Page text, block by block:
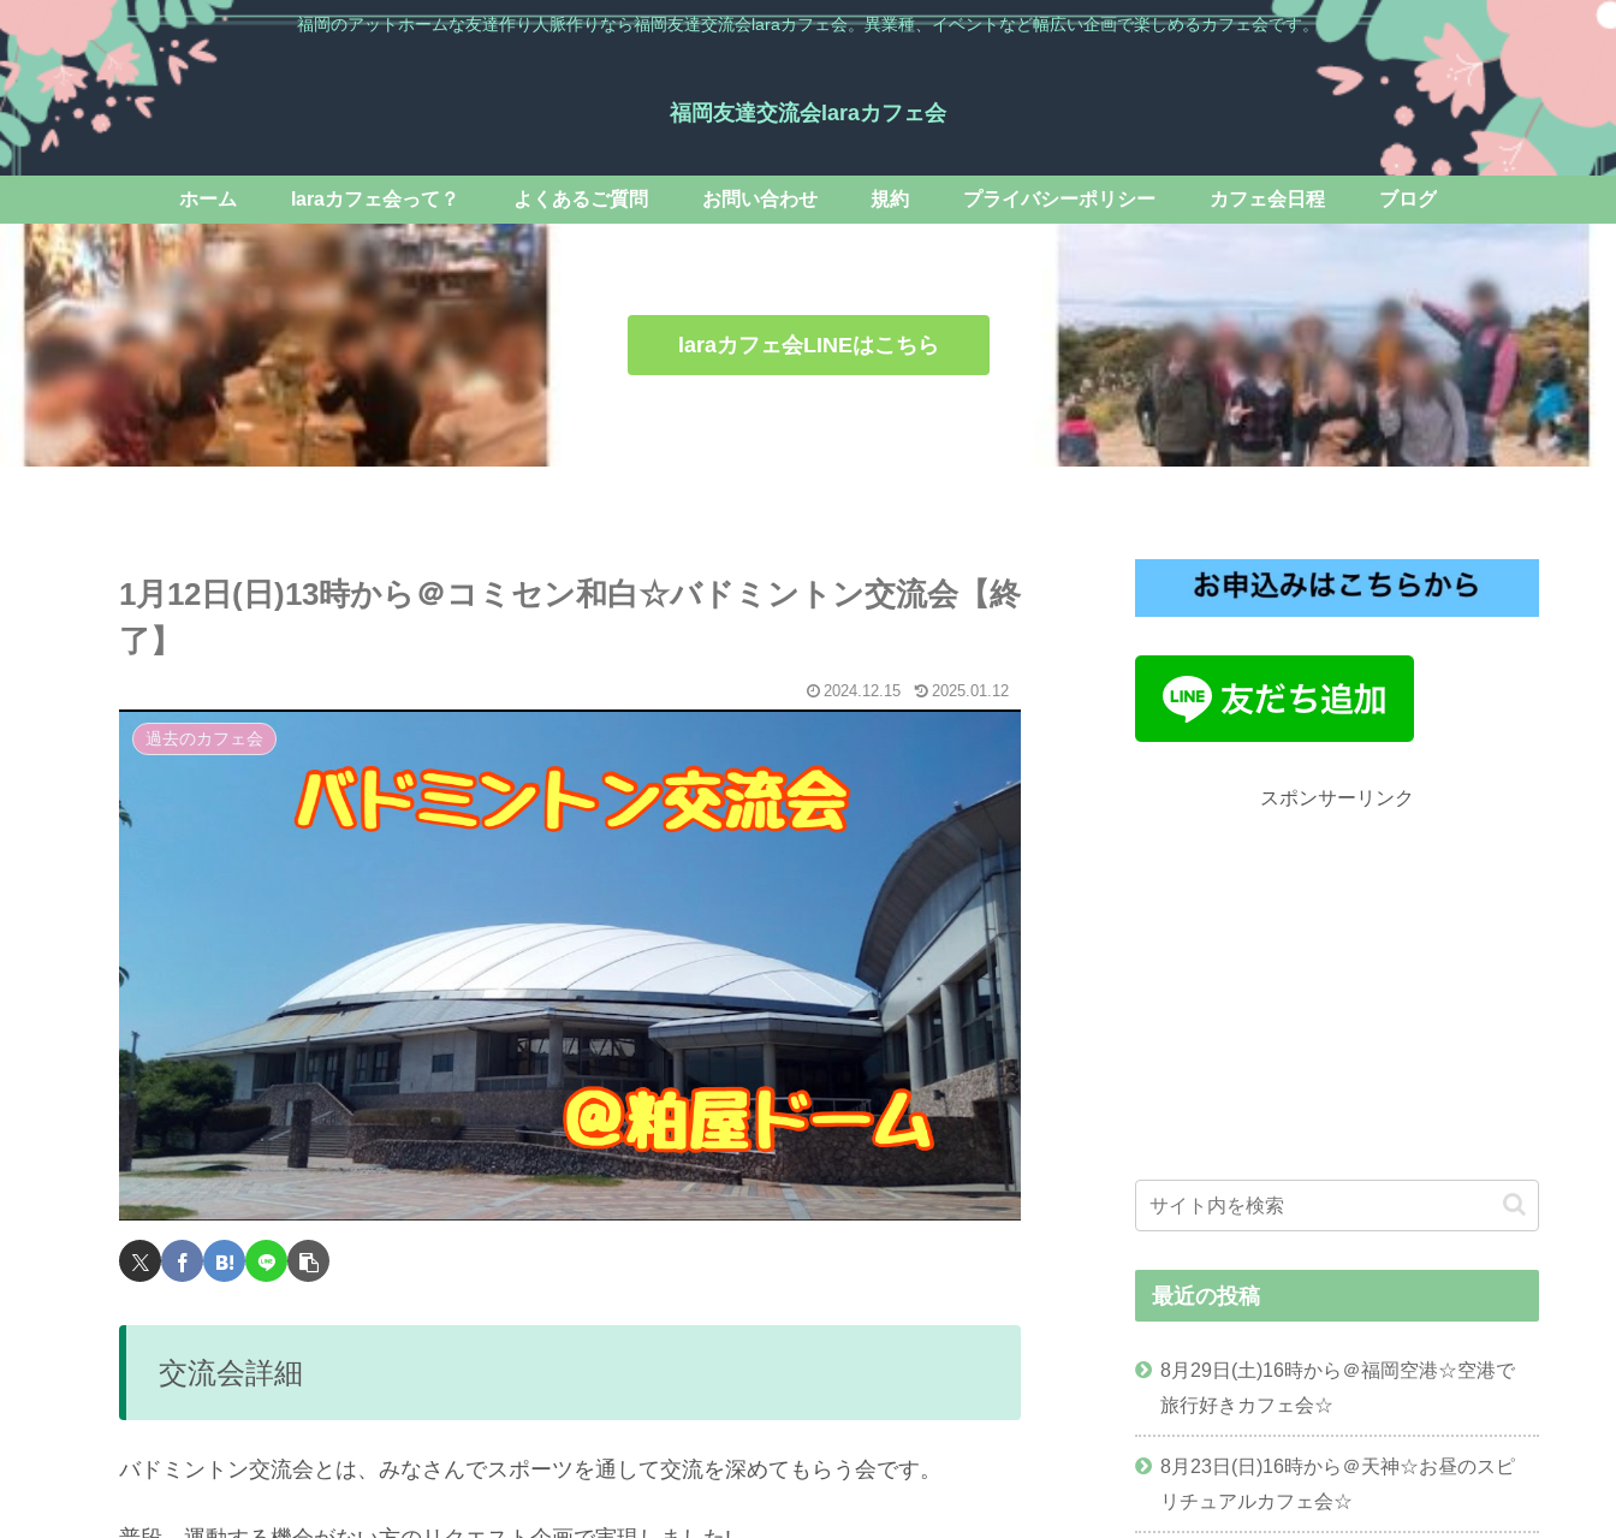
福岡のアットホームな友達作り人脈作りなら福岡友達交流会laraカフェ会。異業種、イベントなど幅広い企画で楽しめるカフェ会です。
福岡友達交流会laraカフェ会
ホーム laraカフェ会って？ よくあるご質問 お問い合わせ 規約 プライバシーポリシー カフェ会日程 ブログ
laraカフェ会LINEはこちら
1月12日(日)13時から＠コミセン和白☆バドミントン交流会【終
了】
2024.12.15 2025.01.12
過去のカフェ会
交流会詳細
バドミントン交流会とは、みなさんでスポーツを通して交流を深めてもらう会です。
スポンサーリンク
最近の投稿
8月29日(土)16時から＠福岡空港☆空港で
旅行好きカフェ会☆
8月23日(日)16時から＠天神☆お昼のスピ
リチュアルカフェ会☆